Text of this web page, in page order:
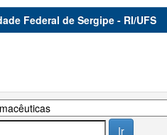
Federal de Sergipe - RI/UFS